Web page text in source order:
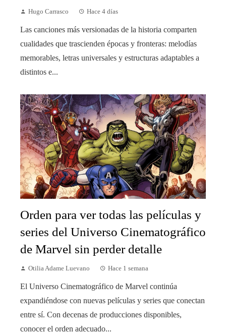
Hugo Carrasco Hace 4 días
Las canciones más versionadas de la historia comparten
cualidades que trascienden épocas y fronteras: melodías
memorables, letras universales y estructuras adaptables a
distintos e...
Orden para ver todas las películas y
series del Universo Cinematográfico
de Marvel sin perder detalle
Otilia Adame Luevano Hace 1 semana
El Universo Cinematográfico de Marvel continúa
expandiéndose con nuevas películas y series que conectan
entre sí. Con decenas de producciones disponibles,
conocer el orden adecuado...